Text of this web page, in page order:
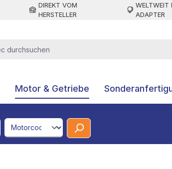
DIREKT VOM
HERSTELLER
WELTWEIT
ADAPTER
Motor & Getriebe
engineCodeId